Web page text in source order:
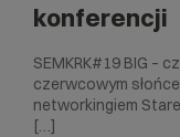
konferencji
SEMKRK#19 BIG –
czerwcowym
networkingiem
[…]